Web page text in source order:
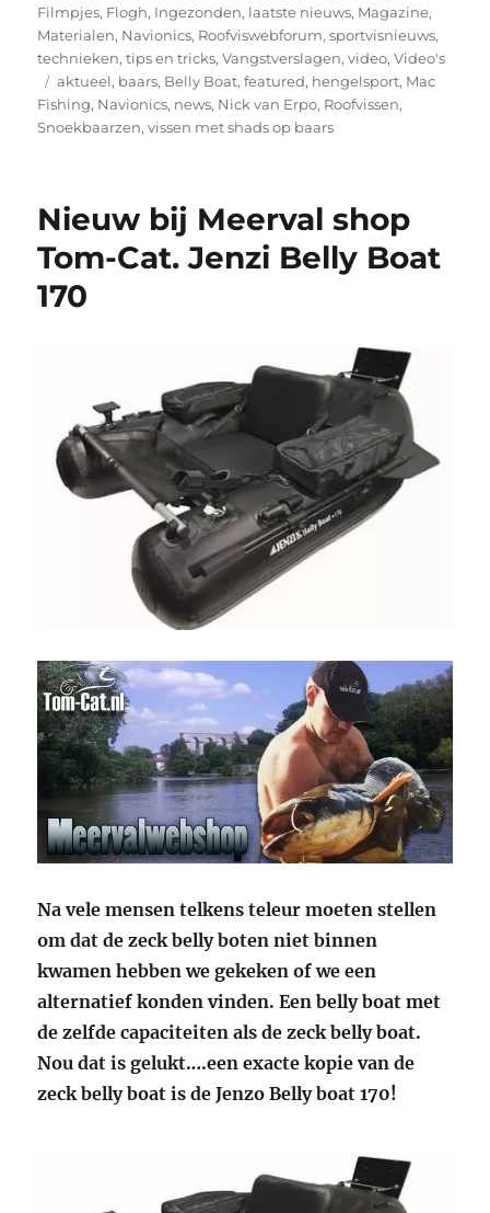
op
Filmpjes, Flogh, Ingezonden, laatste nieuws, Magazine,
Materialen, Navionics, Roofviswebforum,sportvisnieuws,
technieken,tips en tricks,Vangstverslagen,video,Video's
Tags
aktueel, baars, Belly Boat,featured, hengelsport, Mac
Fishing, Navionics, news, Nick van Erpo, Roofvissen,
Snoekbaarzen,vissen met shads op baars
Nieuw bij Meerval shop
Tom-Cat. Jenzi Belly Boat
170
Na vele mensen telkens teleur moeten stellen
om dat de zeck belly boten niet binnen
kwamen hebben we gekeken of we een
alternatief konden vinden. Een belly boat met
de zelfde capaciteiten als de zeck belly boat.
Nou dat is gelukt….een exacte kopie van de
zeck belly boat is de Jenzo Belly boat 170!